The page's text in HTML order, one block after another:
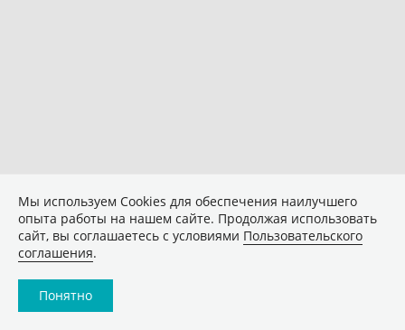
Мы используем Сookies для обеспечения наилучшего
опыта работы на нашем сайте. Продолжая использовать
сайт, вы соглашаетесь с условиями Пользовательского
соглашения.
Понятно